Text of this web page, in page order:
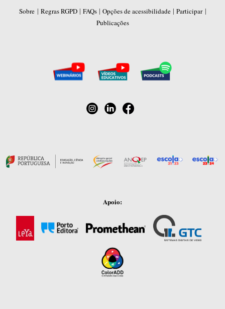
Sobre | Regras RGPD| FAQs| Opções de acessibilidade| Participar|
Publicações
Apoio: